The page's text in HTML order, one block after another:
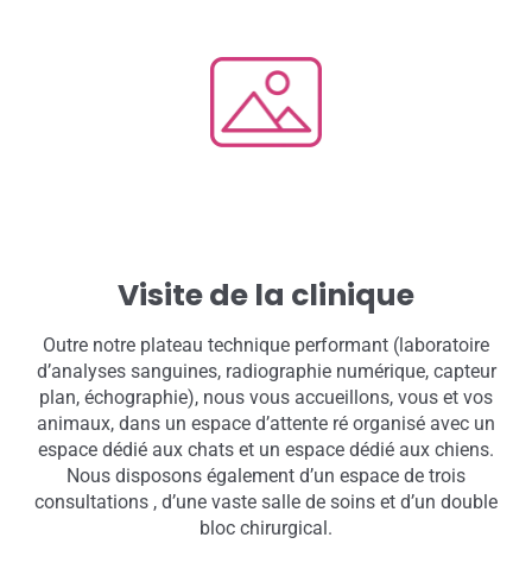
Visite de la clinique
Outre notre plateau technique performant (laboratoire
d’analyses sanguines, radiographie numérique, capteur
plan, échographie), nous vous accueillons, vous et vos
animaux, dans un espace d’attente ré organisé avec un
espace dédié aux chats et un espace dédié aux chiens.
Nous disposons également d’un espace de trois
consultations , d’une vaste salle de soins et d’un double
bloc chirurgical.